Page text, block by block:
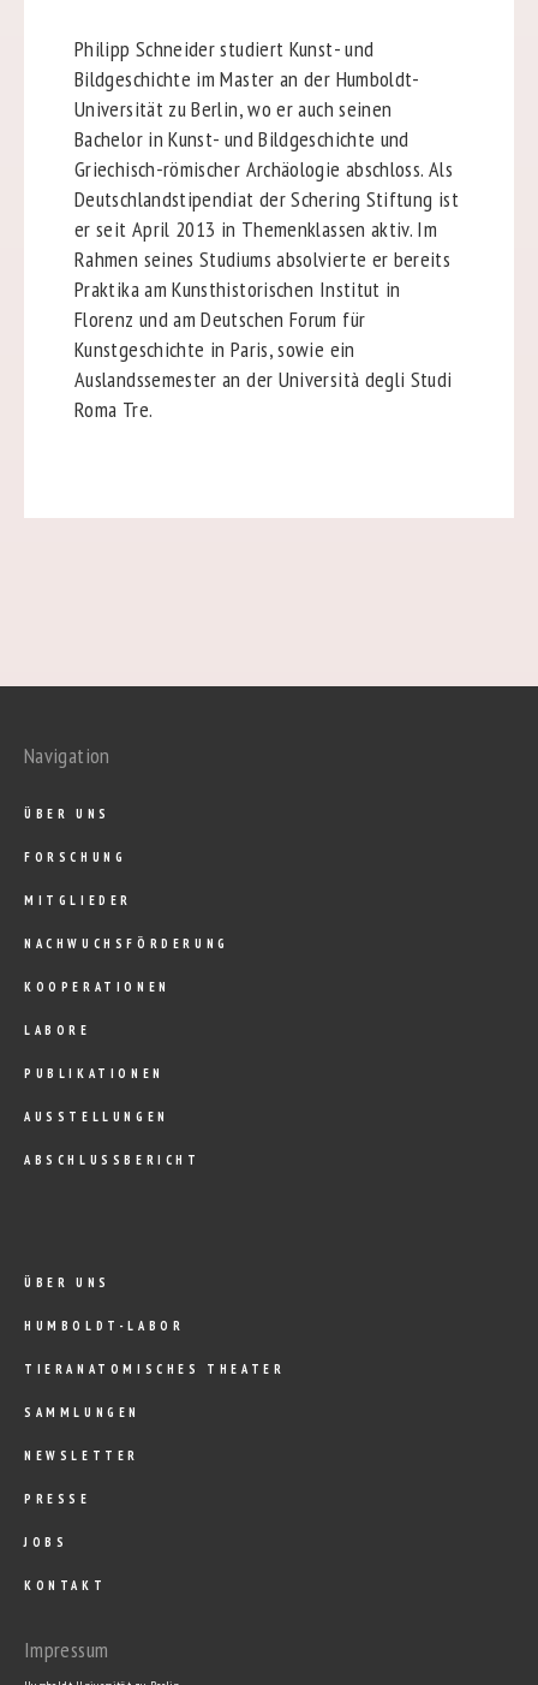
Philipp Schneider studiert Kunst- und
Bildgeschichte im Master an der Humboldt-
Universität zu Berlin, wo er auch seinen
Bachelor in Kunst- und Bildgeschichte und
Griechisch-römischer Archäologie abschloss. Als
Deutschlandstipendiat der Schering Stiftung ist
er seit April 2013 in Themenklassen aktiv. Im
Rahmen seines Studiums absolvierte er bereits
Praktika am Kunsthistorischen Institut in
Florenz und am Deutschen Forum für
Kunstgeschichte in Paris, sowie ein
Auslandssemester an der Università degli Studi
Roma Tre.
Navigation
ÜBER UNS
FORSCHUNG
MITGLIEDER
NACHWUCHSFÖRDERUNG
KOOPERATIONEN
LABORE
PUBLIKATIONEN
AUSSTELLUNGEN
ABSCHLUSSBERICHT
ÜBER UNS
HUMBOLDT-LABOR
TIERANATOMISCHES THEATER
SAMMLUNGEN
NEWSLETTER
PRESSE
JOBS
KONTAKT
Impressum